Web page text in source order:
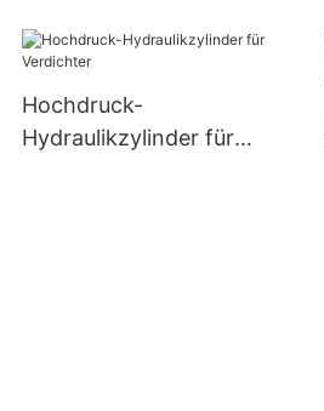
Hochdruck-
Hydraulikzylinder für